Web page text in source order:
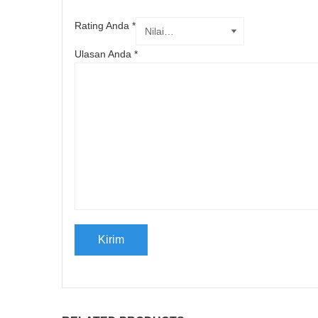
Rating Anda *
Ulasan Anda *